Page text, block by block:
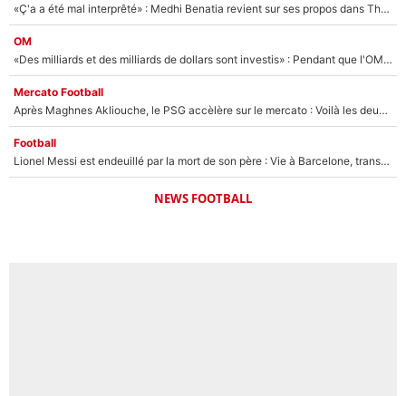
«Ç'a a été mal interprêté» : Medhi Benatia revient sur ses propos dans The Bridge et précise ses conditions pour rejoindre le PSG !
OM
«Des milliards et des milliards de dollars sont investis» : Pendant que l'OM est en pleine crise financière, Frank McCourt lance un nouveau projet à 260M€ !
Mercato Football
Après Maghnes Akliouche, le PSG accèlère sur le mercato : Voilà les deux nouvelles recrues qui vont signer la semaine prochaine ?
Football
Lionel Messi est endeuillé par la mort de son père : Vie à Barcelone, transfert au PSG... voilà comment Jorge Messi a joué un rôle essentiel dans sa carrière !
NEWS FOOTBALL